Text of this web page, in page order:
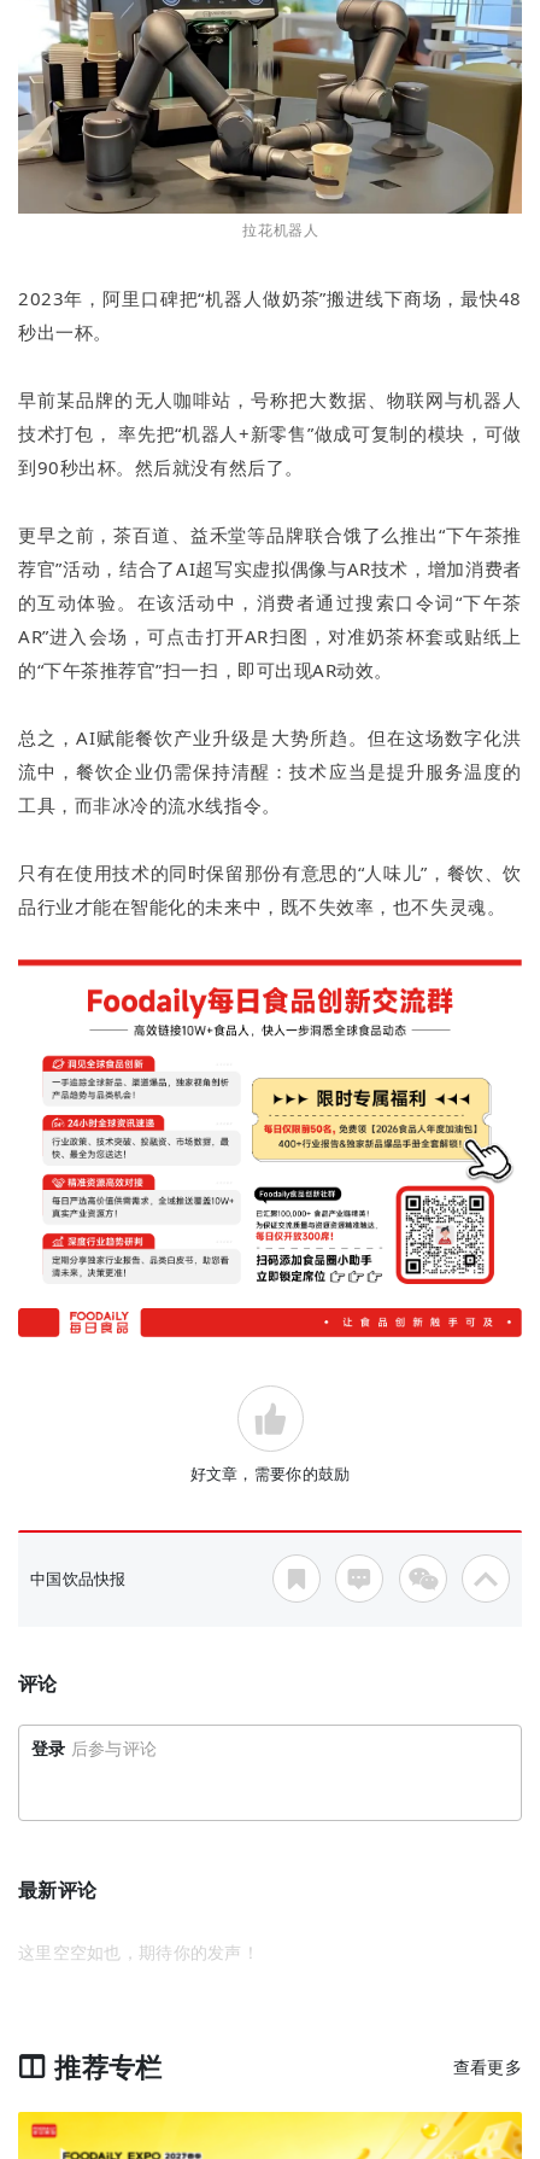
拉花机器人
2023年，阿里口碑把“机器人做奶茶”搬进线下商场，最快48
秒出一杯。
早前某品牌的无人咖啡站，号称把大数据、物联网与机器人
技术打包， 率先把“机器人+新零售”做成可复制的模块，可做
到90秒出杯。然后就没有然后了。
更早之前，茶百道、益禾堂等品牌联合饿了么推出“下午茶推
荐官”活动，结合了AI超写实虚拟偶像与AR技术，增加消费者
的互动体验。在该活动中，消费者通过搜索口令词“下午茶
AR”进入会场，可点击打开AR扫图，对准奶茶杯套或贴纸上
的“下午茶推荐官”扫一扫，即可出现AR动效。
总之，AI赋能餐饮产业升级是大势所趋。但在这场数字化洪
流中，餐饮企业仍需保持清醒：技术应当是提升服务温度的
工具，而非冰冷的流水线指令。
只有在使用技术的同时保留那份有意思的“人味儿”，餐饮、饮
品行业才能在智能化的未来中，既不失效率，也不失灵魂。
好文章，需要你的鼓励
中国饮品快报
评论
登录 后参与评论
最新评论
这里空空如也，期待你的发声！
推荐专栏 查看更多